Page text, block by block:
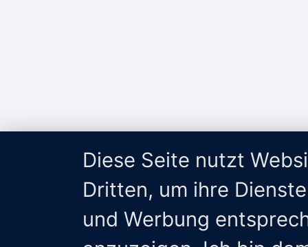
Diese Seite nutzt
Dritten, um ihre
und Werbung